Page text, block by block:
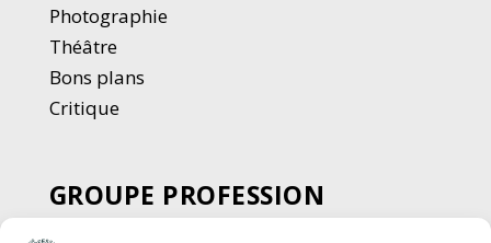
Photographie
Théâtre
Bons plans
Critique
GROUPE PROFESSION
SPECTACLE